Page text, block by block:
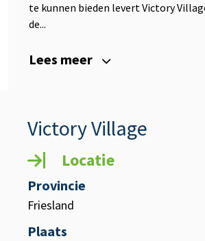
te kunnen bieden levert Victory
de...
Lees meer
Victory Village
Locatie
Provincie
Friesland
Plaats